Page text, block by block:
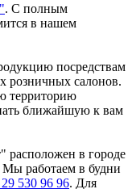
. С полным
в нашем
посредствам
розничных салонов.
территорию
ближайшую к вам
в городе
работаем в будни
530 96 96. Для